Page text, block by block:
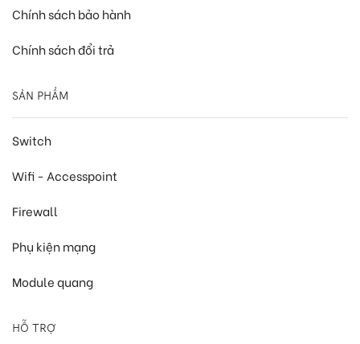
Chính sách bảo hành
Chính sách đổi trả
SẢN PHẨM
Switch
Wifi - Accesspoint
Firewall
Phụ kiện mạng
Module quang
HỖ TRỢ